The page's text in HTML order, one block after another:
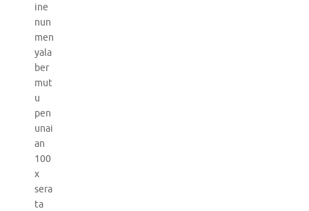
ine
nun
men
yala
ber
mut
u
pen
unai
an
100
x
sera
ta